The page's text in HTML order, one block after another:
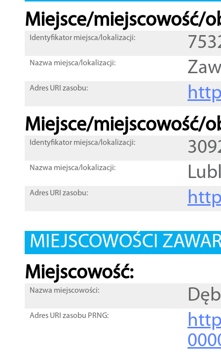
Miejsce/miejscowość/
Identyfikator miejsca/lokalizacji:
Nazwa miejsca/lokalizacji:
Adres URI zasobu:
Miejsce/miejscowość/
Identyfikator miejsca/lokalizacji:
Nazwa miejsca/lokalizacji:
Adres URI zasobu:
MIEJSCOWOŚCI
Miejscowość:
Nazwa miejscowości:
Adres URI zasobu PRNG: